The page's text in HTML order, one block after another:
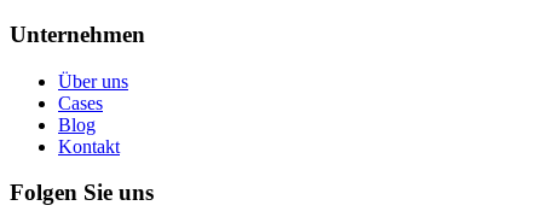
Unternehmen
Über uns
Cases
Blog
Kontakt
Folgen Sie uns